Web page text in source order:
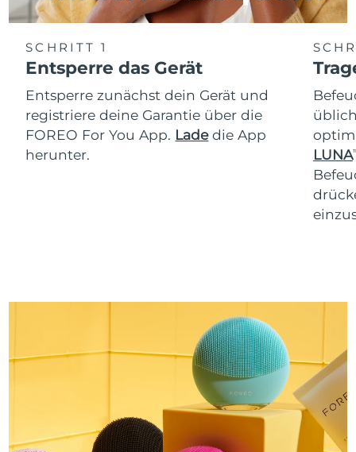
SCHRITT 1
Entsperre das Gerät
Entsperre zunächst dein Gerät und
registriere deine Garantie über die
FOREO For You App. Ladedie App
herunter.
LUNA